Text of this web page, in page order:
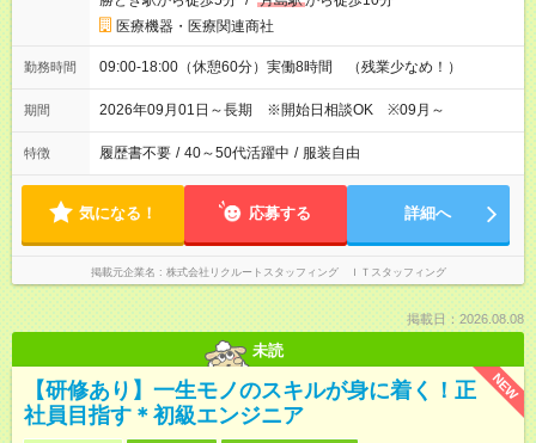
医療機器・医療関連商社
勤務時間 09:00-18:00（休憩60分）実働8時間 （残業少なめ！）
期間 2026年09月01日～長期 ※開始日相談OK ※09月～
特徴 履歴書不要 / 40～50代活躍中 / 服装自由
気になる！ 応募する 詳細へ
掲載元企業名 株式会社リクルートスタッフィング ＩＴスタッフィング
掲載日：2026.08.08
未読
NEW
【研修あり】一生モノのスキルが身に着く！正
社員目指す＊初級エンジニア